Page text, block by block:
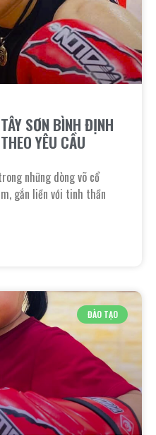
SƠN BÌNH ĐỊNH
YÊU CẦU
những dòng võ cổ
gắn liền với tinh thần
ĐÀO TẠO